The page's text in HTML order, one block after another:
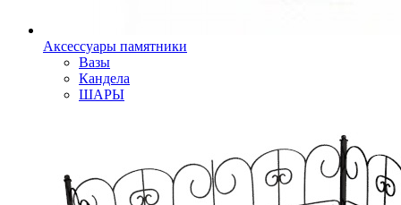
Аксессуары памятники
Вазы
Кандела
ШАРЫ